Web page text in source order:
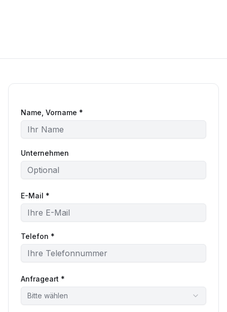
Name, Vorname *
Unternehmen
E-Mail *
Telefon *
Anfrageart *
Bitte wählen